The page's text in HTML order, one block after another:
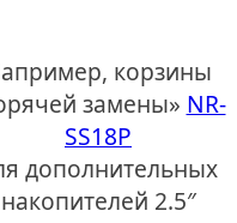
корзины
замены» NR-
SS18P
дополнительных
накопителей 2.5″